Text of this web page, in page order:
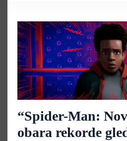
“Spider-Man:
obara rekorde